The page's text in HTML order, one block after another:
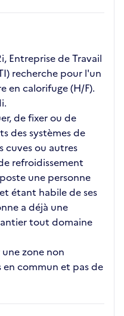
Entreprise de Travail
recherche pour l'un
en calorifuge (H/F).
de fixer ou de
des systèmes de
cuves ou autres
refroidissement
une personne
étant habile de ses
a déjà une
tout domaine
zone non
en commun et pas de